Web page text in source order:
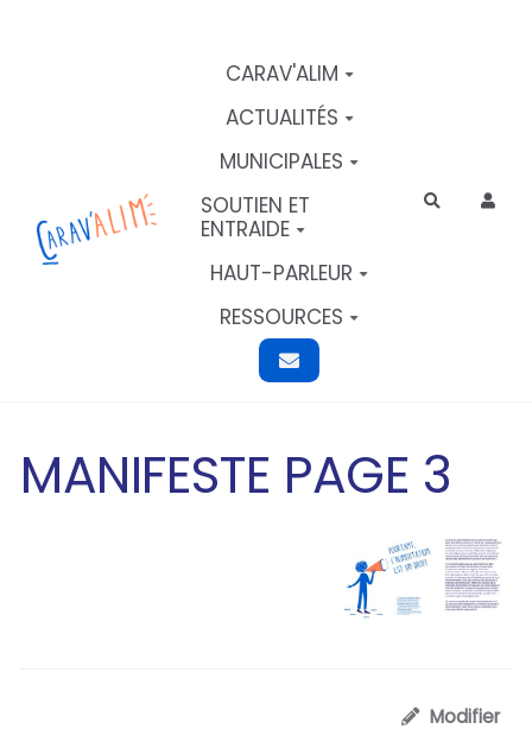
CARAV'ALIM
ACTUALITÉS
MUNICIPALES
SOUTIEN ET
ENTRAIDE
HAUT-PARLEUR
RESSOURCES
Rechercher
MANIFESTE PAGE 3
Modifier